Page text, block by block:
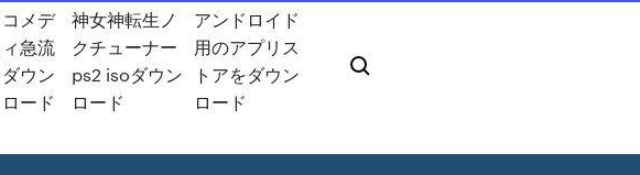
コメデ
ィ急流
ダウン
ロード
神女神転生ノ
クチューナー
ps2 isoダウン
ロード
アンドロイド
用のアプリス
トアをダウン
ロード